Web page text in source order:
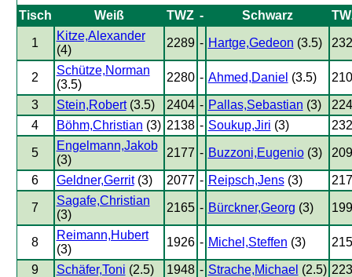
Tisch
Weiß TWZ - Schwarz
1
Kitze,Alexander
(4)
2289 - Hartge,Gedeon (3.5)
2
Schütze,Norman
(3.5)
2280 - Ahmed,Daniel (3.5)
3 Stein,Robert(3.5) 2404 - Pallas,Sebastian (3)
4
Böhm,Christian (3) 2138 - Soukup,Jiri (3)
5
Engelmann,Jakob
(3)
2177 - Buzzoni,Eugenio(3)
6 Geldner,Gerrit(3) 2077 - Reipsch,Jens(3)
7
Sagafe,Christian
(3)
2165 - Bürckner,Georg (3)
8
Reimann,Hubert
(3)
1926 - Michel,Steffen (3)
9 Schäfer,Toni (2.5) 1948 - Strache,Michael (2.5)